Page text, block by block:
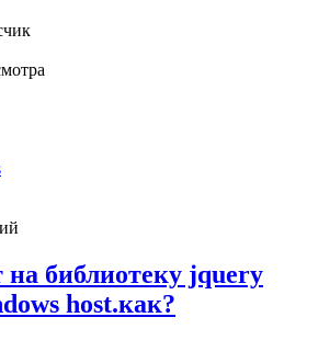
на библиотеку jquery
host.как?